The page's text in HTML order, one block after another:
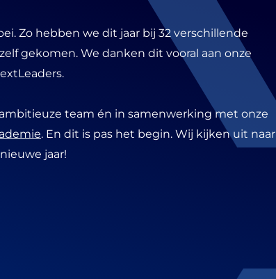
Zo hebben we dit jaar bij 32 verschillende
gekomen. We danken dit vooral aan onze
team én in samenwerking met onze
. En dit is pas het begin. Wij kijken uit naar
jaar!